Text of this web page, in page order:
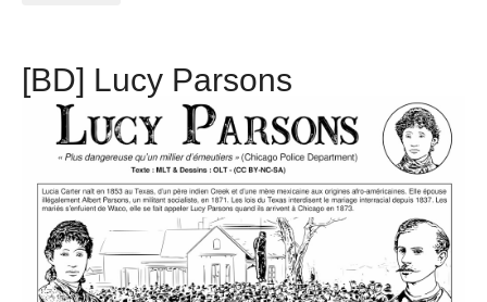
[BD] Lucy Parsons